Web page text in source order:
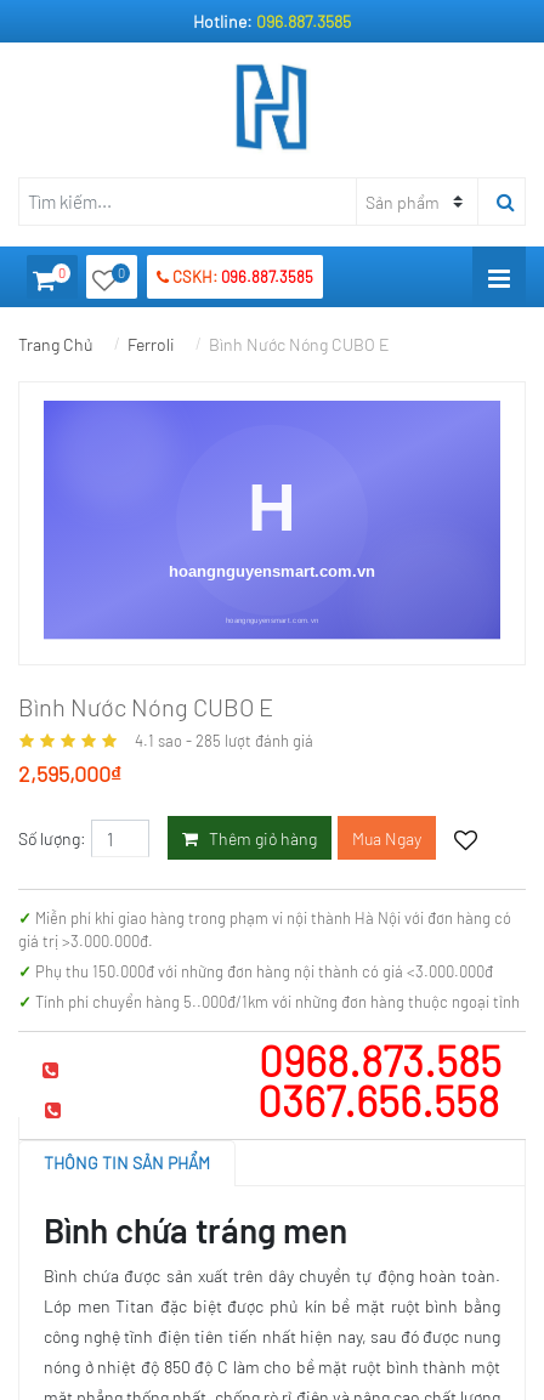
Hotline: 096.887.3585
0 0 CSKH: 096.887.3585
Trang Chủ Ferroli Bình Nước Nóng CUBO E
Bình Nước Nóng CUBO E
4.1 sao -285 lượt đánh giá
2,595,000₫
Số lượng: Thêm giỏ hàng Mua Ngay
Miễn phí khi giao hàng trong phạm vi nội thành Hà Nội với đơn hàng có
giá trị >3.000.000đ.
Phụ thu 150.000đ với những đơn hàng nội thành có giá <3.000.000đ
Tính phí chuyển hàng 5..000đ/1km với những đơn hàng thuộc ngoại tỉnh
0968.873.585
0367.656.558
THÔNG TIN SẢN PHẨM
Bình chứa tráng men
Bình chứa được sản xuất trên dây chuyền tự động hoàn toàn.
Lớp men Titan đặc biệt được phủ kín bề mặt ruột bình bằng
công nghệ tĩnh điện tiên tiến nhất hiện nay, sau đó được nung
nóng ở nhiệt độ 850 độ C làm cho bề mặt ruột bình thành một